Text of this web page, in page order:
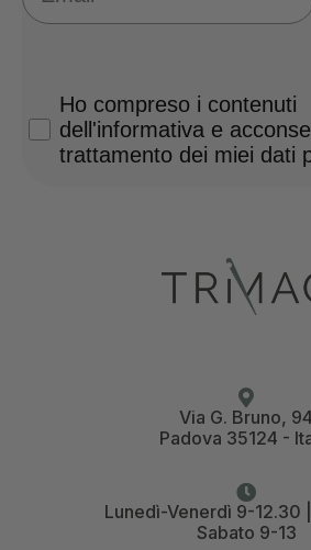
Privacy Policy
Ho compreso i contenuti
dell'informativa e
trattamento dei miei dati
Via G. Bruno, 94
Padova 35124 -
Lunedì-Venerdì 9-12.30
Sabato 9-13